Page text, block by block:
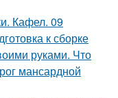
Кафел. 09
к сборке
руками. Что
мансардной